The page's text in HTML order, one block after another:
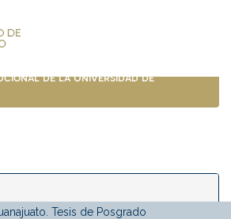
de la Universidad de